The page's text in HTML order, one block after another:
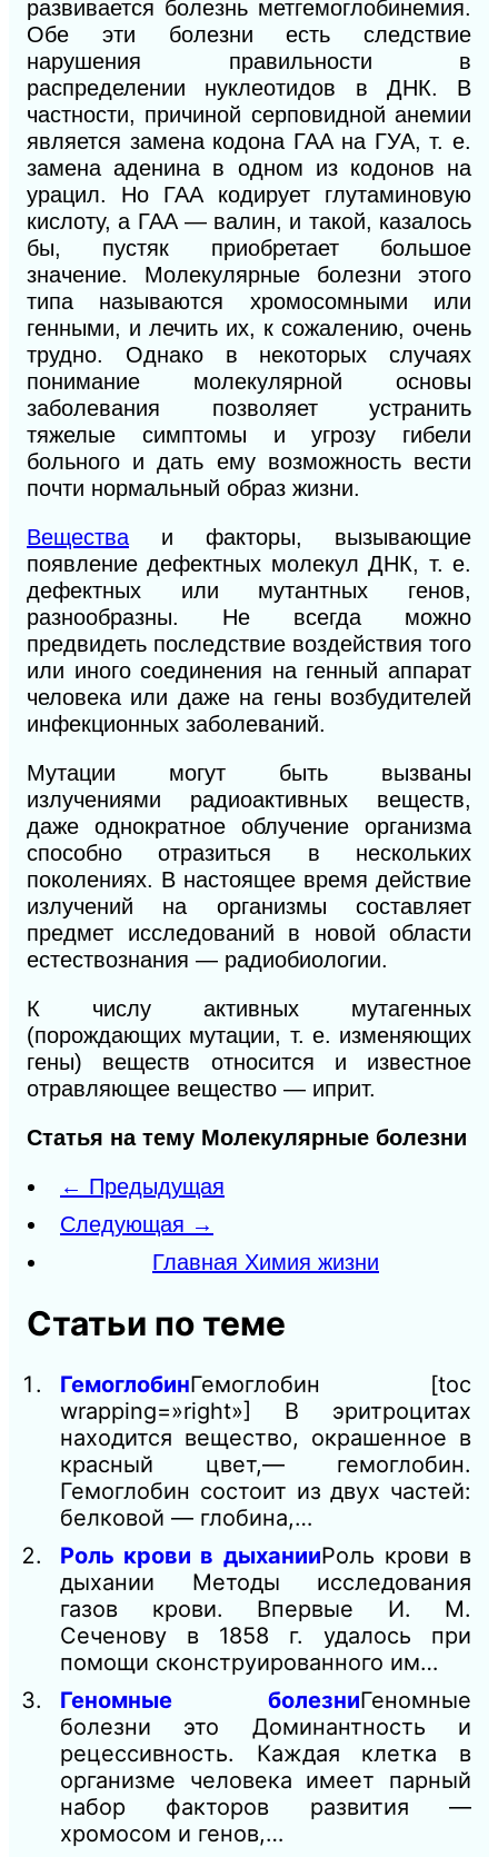
развивается болезнь метгемоглобинемия.
Обе эти болезни есть следствие
нарушения правильности в
распределении нуклеотидов в ДНК. В
частности, причиной серповидной анемии
является замена кодона ГАА на ГУА, т. е.
замена аденина в одном из кодонов на
урацил. Но ГАА кодирует глутаминовую
кислоту, а ГАА — валин, и такой, казалось
бы, пустяк приобретает большое
значение. Молекулярные болезни этого
типа называются хромосомными или
генными, и лечить их, к сожалению, очень
трудно. Однако в некоторых случаях
понимание молекулярной основы
заболевания позволяет устранить
тяжелые симптомы и угрозу гибели
больного и дать ему возможность вести
почти нормальный образ жизни.
Вещества и факторы, вызывающие
появление дефектных молекул ДНК, т. е.
дефектных или мутантных генов,
разнообразны. Не всегда можно
предвидеть последствие воздействия того
или иного соединения на генный аппарат
человека или даже на гены возбудителей
инфекционных заболеваний.
Мутации могут быть вызваны
излучениями радиоактивных веществ,
даже однократное облучение организма
способно отразиться в нескольких
поколениях. В настоящее время действие
излучений на организмы составляет
предмет исследований в новой области
естествознания — радиобиологии.
К числу активных мутагенных
(порождающих мутации, т. е. изменяющих
гены) веществ относится и известное
отравляющее вещество — иприт.
Статья на тему Молекулярные болезни
← Предыдущая
Следующая →
Главная Химия жизни
Статьи по теме
ГемоглобинГемоглобин [toc
wrapping=»right»] В эритроцитах
находится вещество, окрашенное в
красный цвет,— гемоглобин.
Гемоглобин состоит из двух частей:
белковой — глобина,…
Роль крови в дыханииРоль крови в
дыхании Методы исследования
газов крови. Впервые И. М.
Сеченову в 1858 г. удалось при
помощи сконструированного им…
Геномные болезниГеномные
болезни это Доминантность и
рецессивность. Каждая клетка в
организме человека имеет парный
набор факторов развития —
хромосом и генов,…